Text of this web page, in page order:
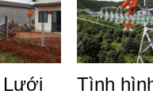
Lưới
Tình